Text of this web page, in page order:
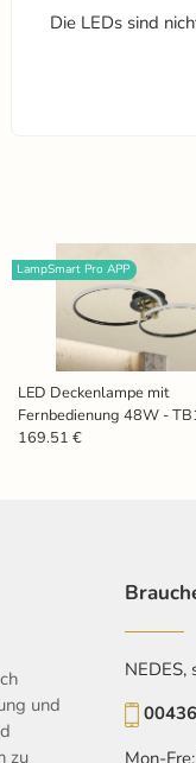
Die LEDs sind
LED Deckenlampe mit
Fernbedienung 48W -
LampSmart Pro APP
169.51 €
und
zu
NEDES,
Mon-